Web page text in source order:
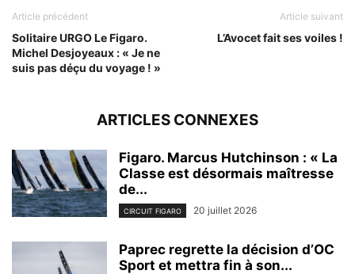
Article précédent
Solitaire URGO Le Figaro.
Michel Desjoyeaux : « Je ne
suis pas déçu du voyage ! »
Article suivant
L’Avocet fait ses voiles !
ARTICLES CONNEXES
Figaro. Marcus Hutchinson : « La
Classe est désormais maîtresse
de...
CIRCUIT FIGARO 20 juillet 2026
Paprec regrette la décision d’OC
Sport et mettra fin à son...